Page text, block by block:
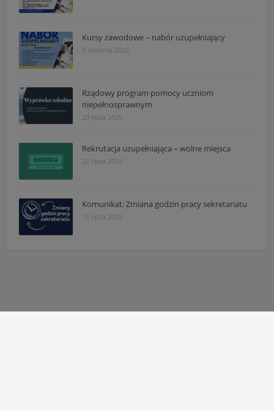
Kursy zawodowe – nabór uzupełniający
5 sierpnia 2026
Rządowy program pomocy uczniom
niepełnosprawnym
29 lipca 2026
Rekrutacja uzupełniająca – wolne miejsca
22 lipca 2026
Komunikat: Zmiana godzin pracy sekretariatu
16 lipca 2026